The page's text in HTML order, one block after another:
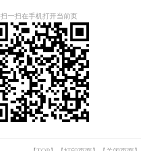
扫一扫在手机打开当前页